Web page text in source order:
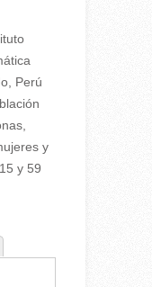
Perú
y
y 59